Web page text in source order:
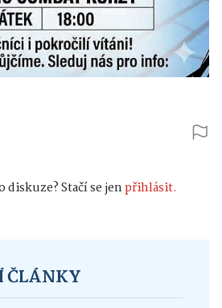
diskuze? Stačí se jenpřihlásit.
ČLÁNKY